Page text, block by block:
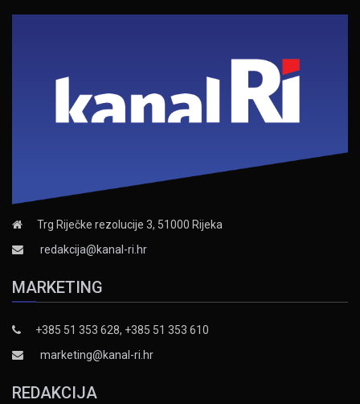
Trg Riječke rezolucije 3, 51000 Rijeka
redakcija@kanal-ri.hr
MARKETING
+385 51 353 628, +385 51 353 610
marketing@kanal-ri.hr
REDAKCIJA